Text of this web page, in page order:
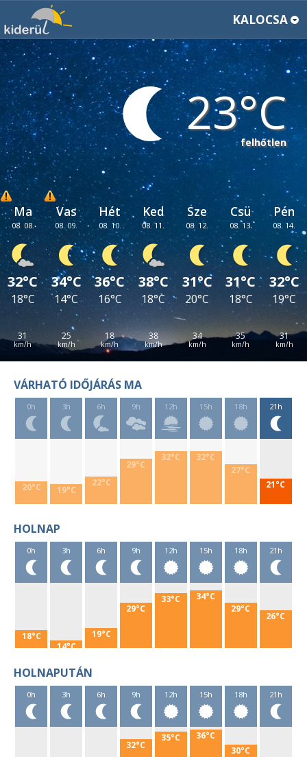
KALOCSA
23
felhőtlen
Ma
08. 08.
32°C
18°C
31
Vas
08. 09.
34°C
14°C
25
Hét
08. 10.
36°C
16°C
18
Ked
08. 11.
38°C
18°C
38
Sze
08. 12.
31°C
20°C
34
Csü
08. 13.
31°C
18°C
35
Pén
08. 14.
32°C
19°C
31
VÁRHATÓ IDŐJÁRÁS MA
0h
20°C
3h
19°C
6h
22°C
9h
29°C
12h
32°C
15h
32°C
18h
27°C
21h
21°C
HOLNAP
0h
18°C
3h
14°C
6h
19°C
9h
29°C
12h
33°C
15h
34°C
18h
29°C
21h
26°C
HOLNAPUTÁN
0h 3h 6h 9h
32°C
12h
35°C
15h
36°C
18h
30°C
21h